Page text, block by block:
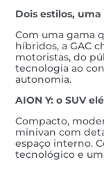
Dois estilos,
Com uma gama
híbridos, a GAC
motoristas, do
tecnologia ao
autonomia.
AION Y: o SUV
Compacto,
minivan com
espaço interno.
tecnológico e